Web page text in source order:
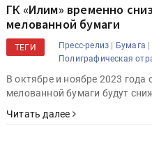
ГК «Илим» временно
мелованной бумаги
ТЕГИ Пресс-релиз | Бумага |
Полиграфическая
В октябре и ноябре 2023
мелованной бумаги будут
Читать далее